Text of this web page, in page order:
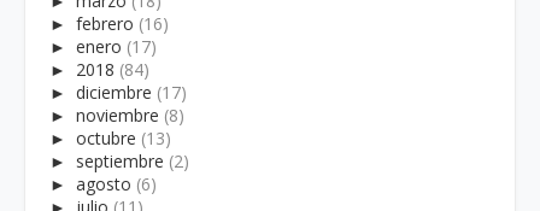
► febrero (16)
► enero (17)
► 2018 (84)
► diciembre (17)
► noviembre (8)
► octubre (13)
► septiembre (2)
► agosto (6)